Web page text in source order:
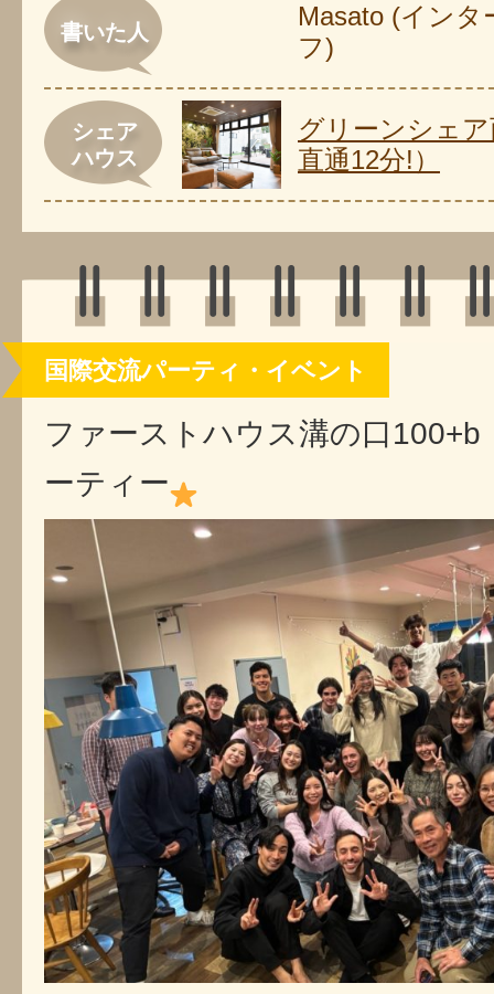
書いた人
Masato (イン
フ)
シェア
ハウス
グリーンシェ
直通12分!）
国際交流パーティ・イベント
ファーストハウス溝の口
ーティー